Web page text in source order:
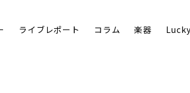
ライブレポート コラム 楽器